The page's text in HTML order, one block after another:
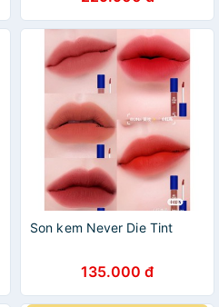
Son kem Never Die Tint
135.000 đ